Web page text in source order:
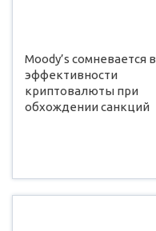
Moody’s сомневается в
эффективности
криптовалюты при
обхождении санкций